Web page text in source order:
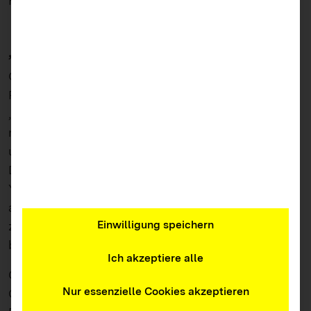
„Ist das normal, wenn …?“
Oft wollen Jugendliche wissen, ob bestimmte
Praktiken, Neigungen oder Körpereigenschaften
noch unsicher sind. Der Wunsch nach Orientierung
und Zuspruch ist in der Pubertät besonders groß.
Deshalb sind die offenen Beratungsangebote auf
YouTube und Co. so attraktiv. Schwierig wird es
aber für die Jugendlichen, wenn sie auf ihre Fragen
zu unterschiedliche oder unpersönliche Antworten
bekommen.
Genau hier sollten Erziehende und Eltern
Gesprächsangebote schaffen. Im geeigneten
Einwilligung speichern
Ich akzeptiere alle
Nur essenzielle Cookies akzeptieren